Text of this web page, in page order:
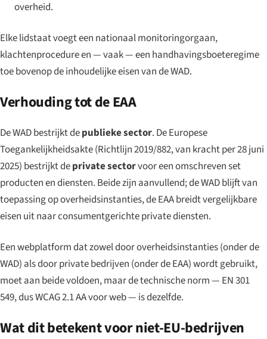
overheid.
Elke lidstaat voegt een nationaal monitoringorgaan,
klachtenprocedure en — vaak — een handhavingsboeteregime
toe bovenop de inhoudelijke eisen van de WAD.
Verhouding tot de EAA
De WAD bestrijkt depublieke sector. De Europese
Toegankelijkheidsakte (Richtlijn 2019/882, van kracht per 28 juni
2025) bestrijkt deprivate sectorvoor een omschreven set
producten en diensten. Beide zijn aanvullend; de WAD blijft van
toepassing op overheidsinstanties, de EAA breidt vergelijkbare
eisen uit naar consumentgerichte private diensten.
Een webplatform dat zowel door overheidsinstanties (onder de
WAD) als door private bedrijven (onder de EAA) wordt gebruikt,
moet aan beide voldoen, maar de technische norm — EN 301
549, dus WCAG 2.1 AA voor web — is dezelfde.
Wat dit betekent voor niet-EU-bedrijven